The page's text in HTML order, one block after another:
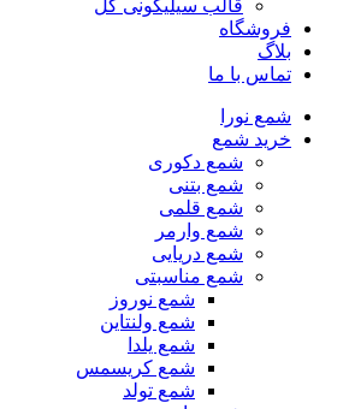
قالب سیلیکونی گل
فروشگاه
بلاگ
تماس با ما
شمع نورا
خرید شمع
شمع دکوری
شمع بتنی
شمع قلمی
شمع وارمر
شمع دریایی
شمع مناسبتی
شمع نوروز
شمع ولنتاین
شمع یلدا
شمع کریسمس
شمع تولد